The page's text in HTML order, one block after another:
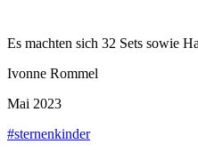
Es machten sich 32 Sets sowie
Ivonne Rommel
Mai 2023
#sternenkinder